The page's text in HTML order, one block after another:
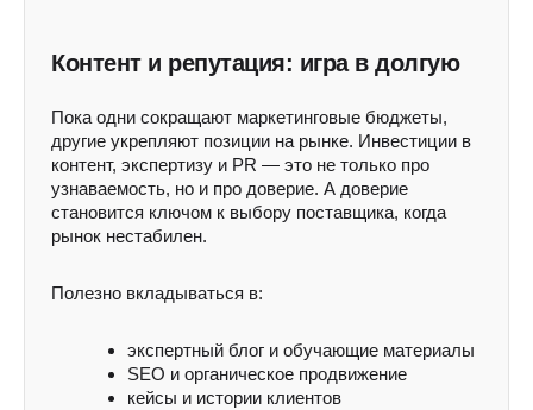
Контент и репутация: игра в долгую
Пока одни сокращают маркетинговые бюджеты,
другие укрепляют позиции на рынке. Инвестиции в
контент, экспертизу и PR — это не только про
узнаваемость, но и про доверие. А доверие
становится ключом к выбору поставщика, когда
рынок нестабилен.
Полезно вкладываться в:
экспертный блог и обучающие материалы
SEO и органическое продвижение
кейсы и истории клиентов